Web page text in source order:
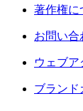
著作権に
お問い合
ウェブア
ブランド